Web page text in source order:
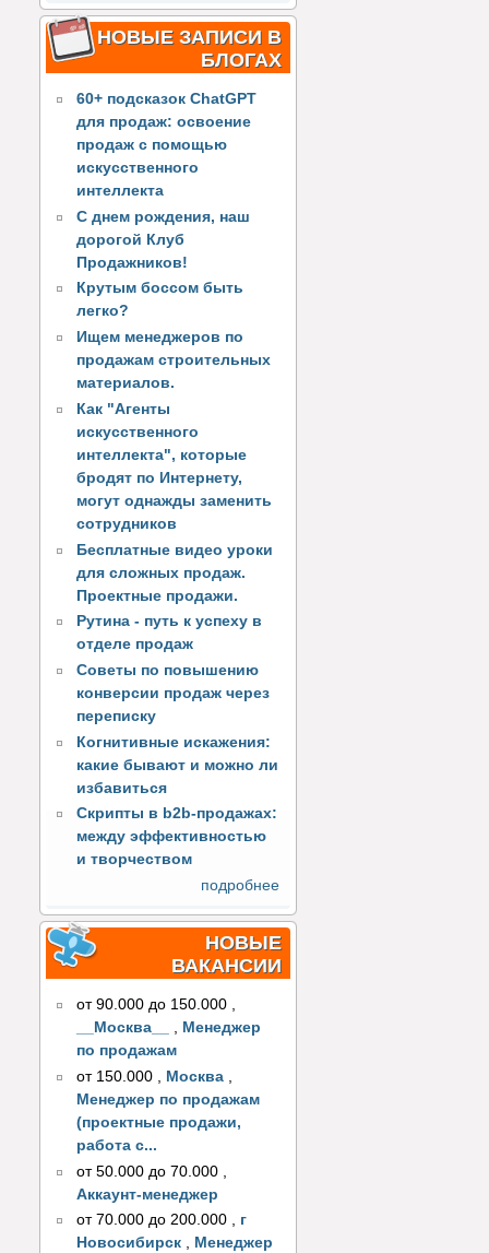
НОВЫЕ ЗАПИСИ В
БЛОГАХ
60+ подсказок ChatGPT
для продаж: освоение
продаж с помощью
искусственного
интеллекта
С днем рождения, наш
дорогой Клуб
Продажников!
Крутым боссом быть
легко?
Ищем менеджеров по
продажам строительных
материалов.
Как "Агенты
искусственного
интеллекта", которые
бродят по Интернету,
могут однажды заменить
сотрудников
Бесплатные видео уроки
для сложных продаж.
Проектные продажи.
Рутина - путь к успеху в
отделе продаж
Советы по повышению
конверсии продаж через
переписку
Когнитивные искажения:
какие бывают и можно ли
избавиться
Скрипты в b2b-продажах:
между эффективностью
и творчеством
подробнее
НОВЫЕ
ВАКАНСИИ
от 90.000 до 150.000 ,
__Москва__
, Менеджер
по продажам
от 150.000
Москва
Менеджер по продажам
(проектные продажи,
работа с...
от 50.000 до 70.000
Аккаунт-менеджер
от 70.000 до 200.000 , г
Новосибирск , Менеджер